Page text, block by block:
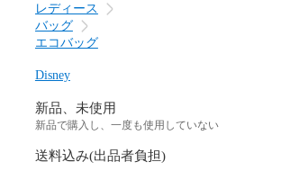
レディース
バッグ
エコバッグ
Disney
新品、未使用
新品で購入し、一度も使用していない
送料込み(出品者負担)